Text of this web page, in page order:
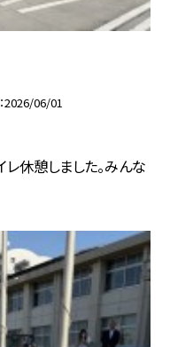
2026/06/01
休憩しました。みんな